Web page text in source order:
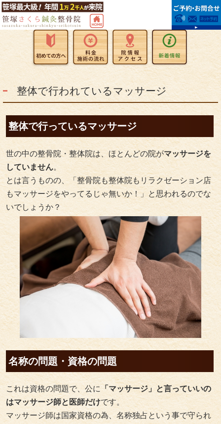
整体で行われているマッサージ
整体で行っているマッサージ
世の中の整骨院・整体院は、ほとんどの院がマッサージを
していません。
とは言うものの、「整骨院も整体院もリラクゼーション店
もマッサージをやってるじゃ無いか！」と思われるのでな
いでしょうか？
名称の問題・資格の問題
これは資格の問題で、公に 「マッサージ」と言っていいの
はマッサージ師と医師だけです。
マッサージ師は国家資格の為、名称独占という事で守られ